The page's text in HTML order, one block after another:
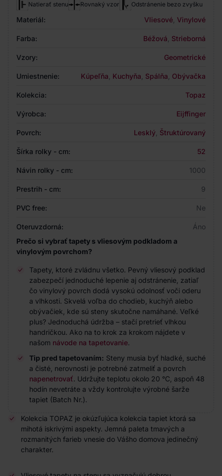
Natierať stenu
Rovnaký vzor Odstránenie bezo zvyšku
Materiál: Vliesové Vinylové
Farba: Béžová Strieborná
Vzory: Geometrické
Umiestnenie: Kúpeľňa Kuchyňa Spálňa Obývačka
Kolekcia: Topaz
Výrobca: Eijffinger
Povrch: Lesklý Štruktúrovaný
Šírka rolky - cm: 52
Návin rolky - cm: 1000
Prestrih - cm: 9
PVC free: Ne
Oteruvzdorná:
Áno
Prečo si vybrať tapety s vliesovým podkladom a
vinylovým povrchom?
Tapety, ktoré zvládnu všetko. Pevný vliesový podklad
zabezpečí jednoduché lepenie aj odstránenie, zatiaľ
čo vinylový povrch dodá vysokú odolnosť voči oderu
a vlhkosti. Skvelá voľba do chodieb, kuchýň alebo
obývačiek, kde sú steny skutočne namáhané. Veľké
plus? Jednoduchá údržba – stačí pretrieť vlhkou
handričkou. Ako na to krok za krokom nájdete v
našom návode na tapetovanie.
Tip pred tapetovaním: Steny musia byť hladké, suché
a čisté, nerovnosti je potrebné zatmeliť a povrch
napenetrovať. Udržujte teplotu okolo 20 °C, aspoň 48
hodín nevetráte a vždy kontrolujte výrobné šarže
tapiet (Batch Nr.).
Kolekcia TOPAZ je okúzľujúca kolekcia tapiet ktorá sa
mihotá iskrivými aspekty. Jemná paleta tmavých a
rozmanitých farieb vnesie do Vášho domova jedinečný
charakter.